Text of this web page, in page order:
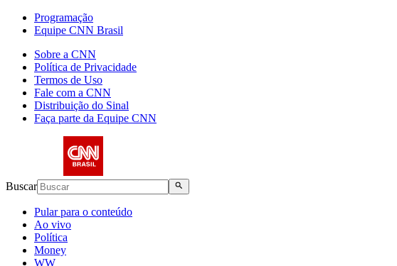
Programação
Equipe CNN Brasil
Sobre a CNN
Política de Privacidade
Termos de Uso
Fale com a CNN
Distribuição do Sinal
Faça parte da Equipe CNN
Buscar
Pular para o conteúdo
Ao vivo
Política
Money
WW